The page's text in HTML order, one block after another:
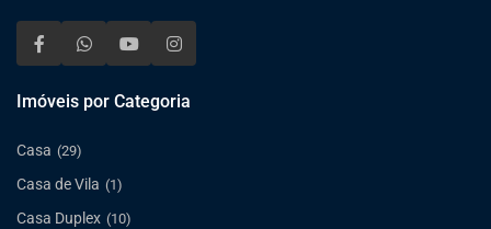
Imóveis por Categoria
Casa (29)
Casa de Vila (1)
Casa Duplex (10)